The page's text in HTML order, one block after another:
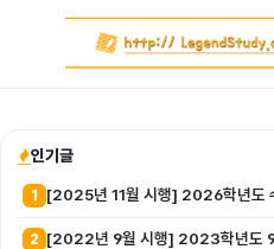
인기글
1 [2025년 11월 시행] 2026학년도
2 [2022년 9월 시행] 2023학년도 9